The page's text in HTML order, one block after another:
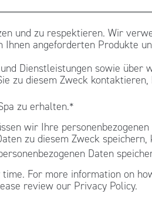
und zu respektieren. Wir
angeforderten Produkte
Dienstleistungen sowie
zu diesem Zweck
zu erhalten.*
wir Ihre
zu diesem Zweck
Daten
For more information on
review our Privacy Policy.